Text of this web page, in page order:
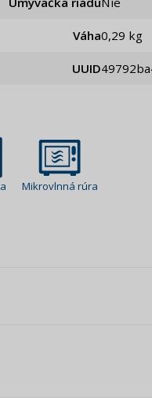
Váha 0,29 kg
UUID
Mikrovlnná rúra